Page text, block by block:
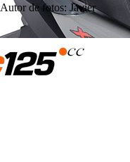
Autor de fotos: Javier